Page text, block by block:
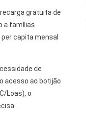
gratuita de
a famílias
capita mensal
de
acesso ao botijão
Loas), o